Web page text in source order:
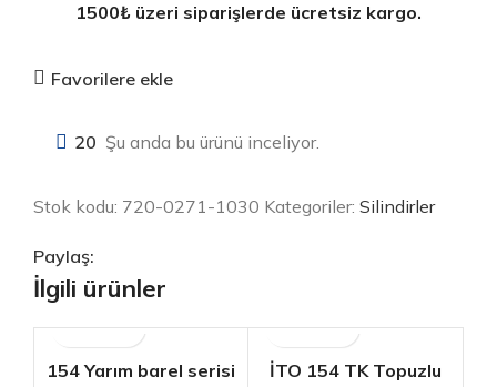
1500₺ üzeri siparişlerde ücretsiz kargo.
Favorilere ekle
20 Şu anda bu ürünü inceliyor.
Stok kodu: 720-0271-1030 Kategoriler: Silindirler
Paylaş:
İlgili ürünler
154 Yarım barel serisi
İTO 154 TK Topuzlu